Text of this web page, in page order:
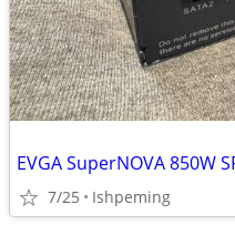
7/25 Ishpeming